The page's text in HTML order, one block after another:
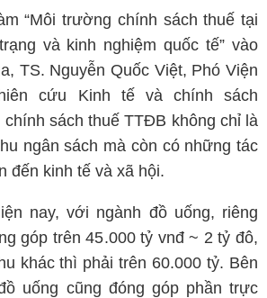
“Môi trường chính sách thuế tại
và kinh nghiệm quốc tế” vào
TS. Nguyễn Quốc Việt, Phó Viện
cứu Kinh tế và chính sách
chính sách thuế TTĐB không chỉ là
ngân sách mà còn có những tác
đến kinh tế và xã hội.
nay, với ngành đồ uống, riêng
góp trên 45.000 tỷ vnđ ~ 2 tỷ đô,
khác thì phải trên 60.000 tỷ. Bên
uống cũng đóng góp phần trực